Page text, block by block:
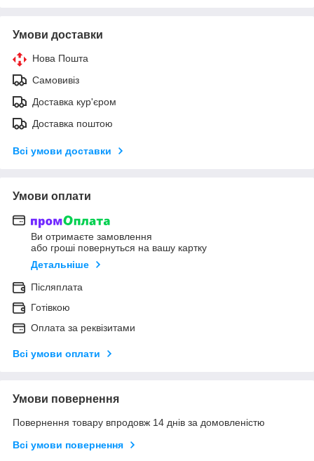
Умови доставки
Нова Пошта
Самовивіз
Доставка кур'єром
Доставка поштою
Всі умови доставки
Умови оплати
Ви отримаєте замовлення
або гроші повернуться на вашу картку
Детальніше
Післяплата
Готівкою
Оплата за реквізитами
Всі умови оплати
Умови повернення
Повернення товару впродовж 14 днів за домовленістю
Всі умови повернення